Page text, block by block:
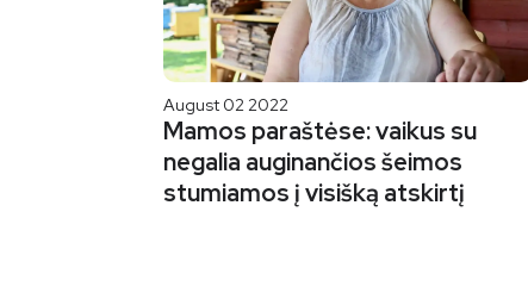
August 02 2022
Mamos paraštėse: vaikus su
negalia auginančios šeimos
stumiamos į visišką atskirtį